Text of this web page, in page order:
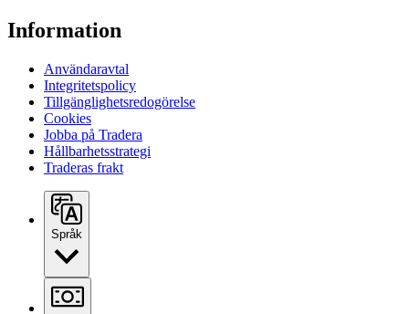
Information
Användaravtal
Integritetspolicy
Tillgänglighetsredogörelse
Cookies
Jobba på Tradera
Hållbarhetsstrategi
Traderas frakt
Språk